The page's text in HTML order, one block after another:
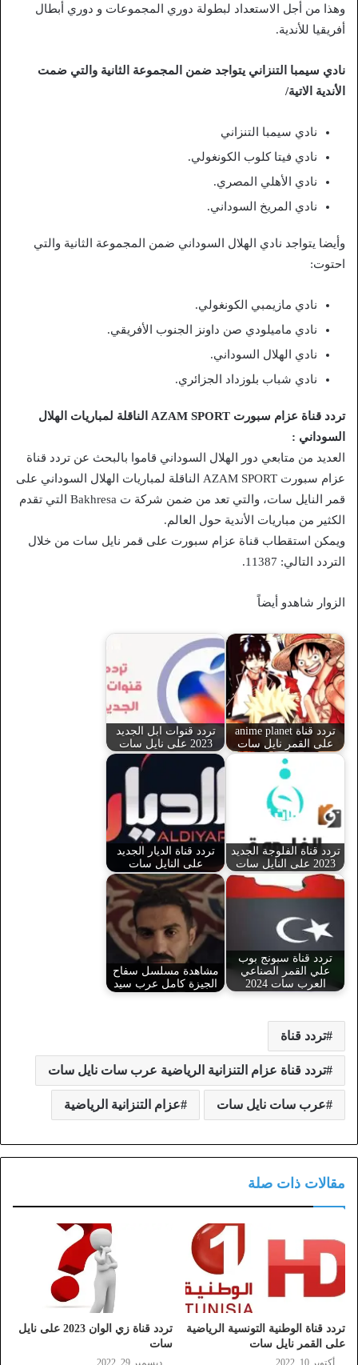
وهذا من أجل الاستعداد لبطولة دوري المجموعات و دوري أبطال
أفريقيا للأندية.
نادي سيمبا التنزاني يتواجد ضمن المجموعة الثانية والتي ضمت
الأندية الاتية/
نادي سيمبا التنزاني
نادي فيتا كلوب الكونغولي.
نادي الأهلي المصري.
نادي المريخ السوداني.
وأيضا يتواجد نادي الهلال السوداني ضمن المجموعة الثانية والتي
احتوت:
نادي مازيمبي الكونغولي.
نادي ماميلودي صن داونز الجنوب الأفريقي.
نادي الهلال السوداني.
نادي شباب بلوزداد الجزائري.
تردد قناة عزام سبورت AZAM SPORT الناقلة لمباريات الهلال
السوداني :
العديد من متابعي دور الهلال السوداني قاموا بالبحث عن تردد قناة
عزام سبورت AZAM SPORT الناقلة لمباريات الهلال السوداني على
قمر النايل سات، والتي تعد من ضمن شركة ت Bakhresa التي تقدم
الكثير من مباريات الأندية حول العالم.
ويمكن استقطاب قناة عزام سبورت على قمر نايل سات من خلال
التردد التالي: 11387.
الزوار شاهدو أيضاً
تردد قناة anime planet
على القمر نايل سات
تردد قنوات ابل الجديد
2023 على نايل سات
تردد قناة الفلوجة الجديد
2023 على النايل سات
تردد قناة الديار الجديد
على النايل سات
تردد قناة سبونج بوب
علي القمر الصناعي
العرب سات 2024
مشاهدة مسلسل سفاح
الجيزة كامل عرب سيد
تردد قناة
تردد قناة عزام التنزانية الرياضية عرب سات نايل سات
عرب سات نايل سات عزام التنزانية الرياضية
مقالات ذات صلة
تردد قناة الوطنية التونسية الرياضية
على القمر نايل سات
تردد قناة زي الوان 2023 على نايل
سات